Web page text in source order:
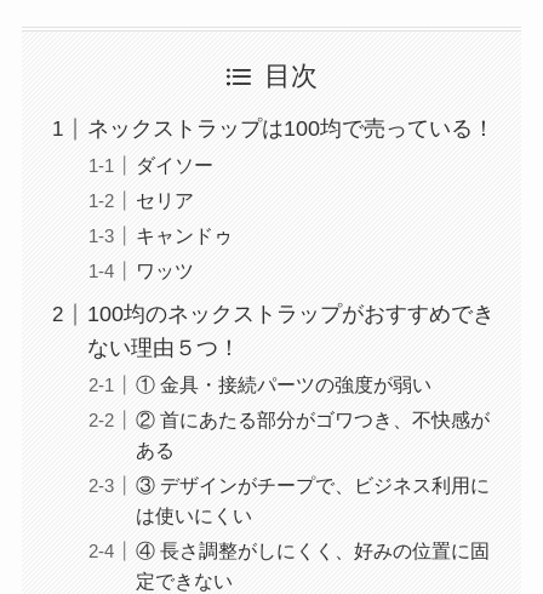
目次
ネックストラップは100均で売っている！
ダイソー
セリア
キャンドゥ
ワッツ
100均のネックストラップがおすすめでき
ない理由５つ！
① 金具・接続パーツの強度が弱い
② 首にあたる部分がゴワつき、不快感が
ある
③ デザインがチープで、ビジネス利用に
は使いにくい
④ 長さ調整がしにくく、好みの位置に固
定できない